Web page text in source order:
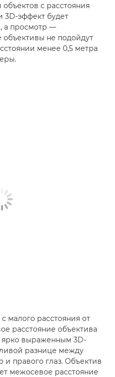
с расстояния
3D-эффект будет
а просмотр —
не подойдут
менее 0,5 метра
малого расстояния от
расстояние объектива
ярко выраженным 3D-
разнице между
правого глаз. Объектив
межосевое расстояние